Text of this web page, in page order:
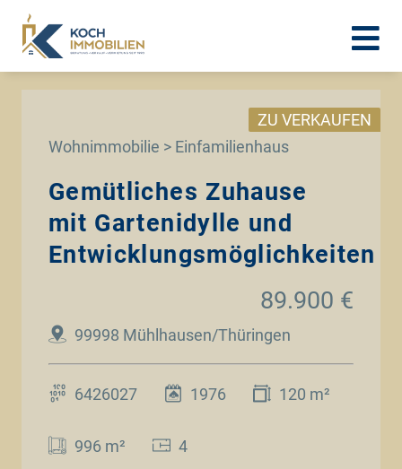
Wohnimmobilie > Einfamilienhaus
ZU VERKAUFEN
Gemütliches Zuhause
mit Gartenidylle und
Entwicklungsmöglichkeiten
99998 Mühlhausen/Thüringen
89.900 €
6426027 1976 120 m²
996 m² 4